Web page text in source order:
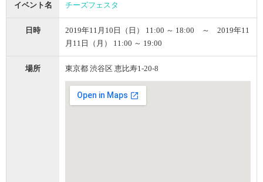
イベント名 チーズフェスタ
日時
2019年11月10日（日） 11:00 ～ 18:00 ～ 2019年11
月11日（月） 11:00 ～ 19:00
場所 東京都 渋谷区 恵比寿1-20-8